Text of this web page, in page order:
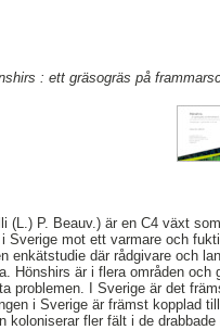
: ett gräsogräs på
(L.) P. Beauv.) är en C4 växt
Sverige mot ett varmare och
enkätstudie där rådgivare och
Hönshirs är i flera områden
problemen. I Sverige är det
i Sverige är främst kopplad
koloniserar fler fält i de